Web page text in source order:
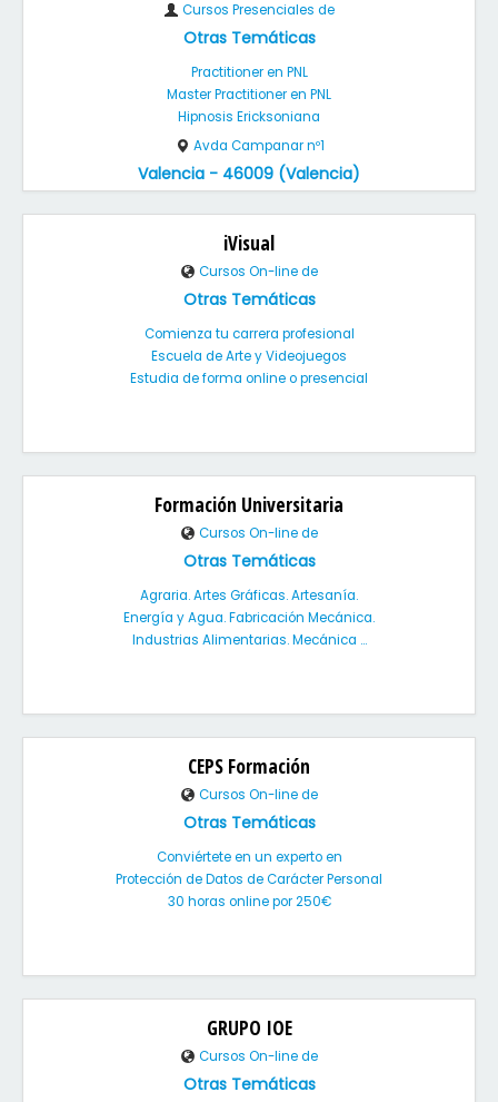
Cursos Presenciales de
Otras Temáticas
Practitioner en PNL
Master Practitioner en PNL
Hipnosis Ericksoniana
Avda Campanar nº1
Valencia - 46009 (Valencia)
iVisual
Cursos On-line de
Otras Temáticas
Comienza tu carrera profesional
Escuela de Arte y Videojuegos
Estudia de forma online o presencial
Formación Universitaria
Cursos On-line de
Otras Temáticas
Agraria. Artes Gráficas. Artesanía.
Energía y Agua. Fabricación Mecánica.
Industrias Alimentarias. Mecánica ...
CEPS Formación
Cursos On-line de
Otras Temáticas
Conviértete en un experto en
Protección de Datos de Carácter Personal
30 horas online por 250€
GRUPO IOE
Cursos On-line de
Otras Temáticas